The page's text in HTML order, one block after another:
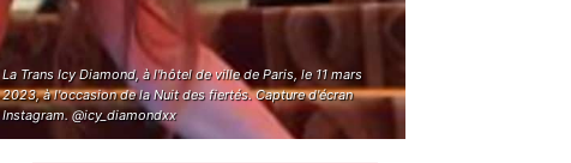
La Trans Icy Diamond, à l'hôtel de ville de Paris, le 11 mars
2023, à l'occasion de la Nuit des fiertés. Capture d'écran
Instagram. @icy_diamondxx